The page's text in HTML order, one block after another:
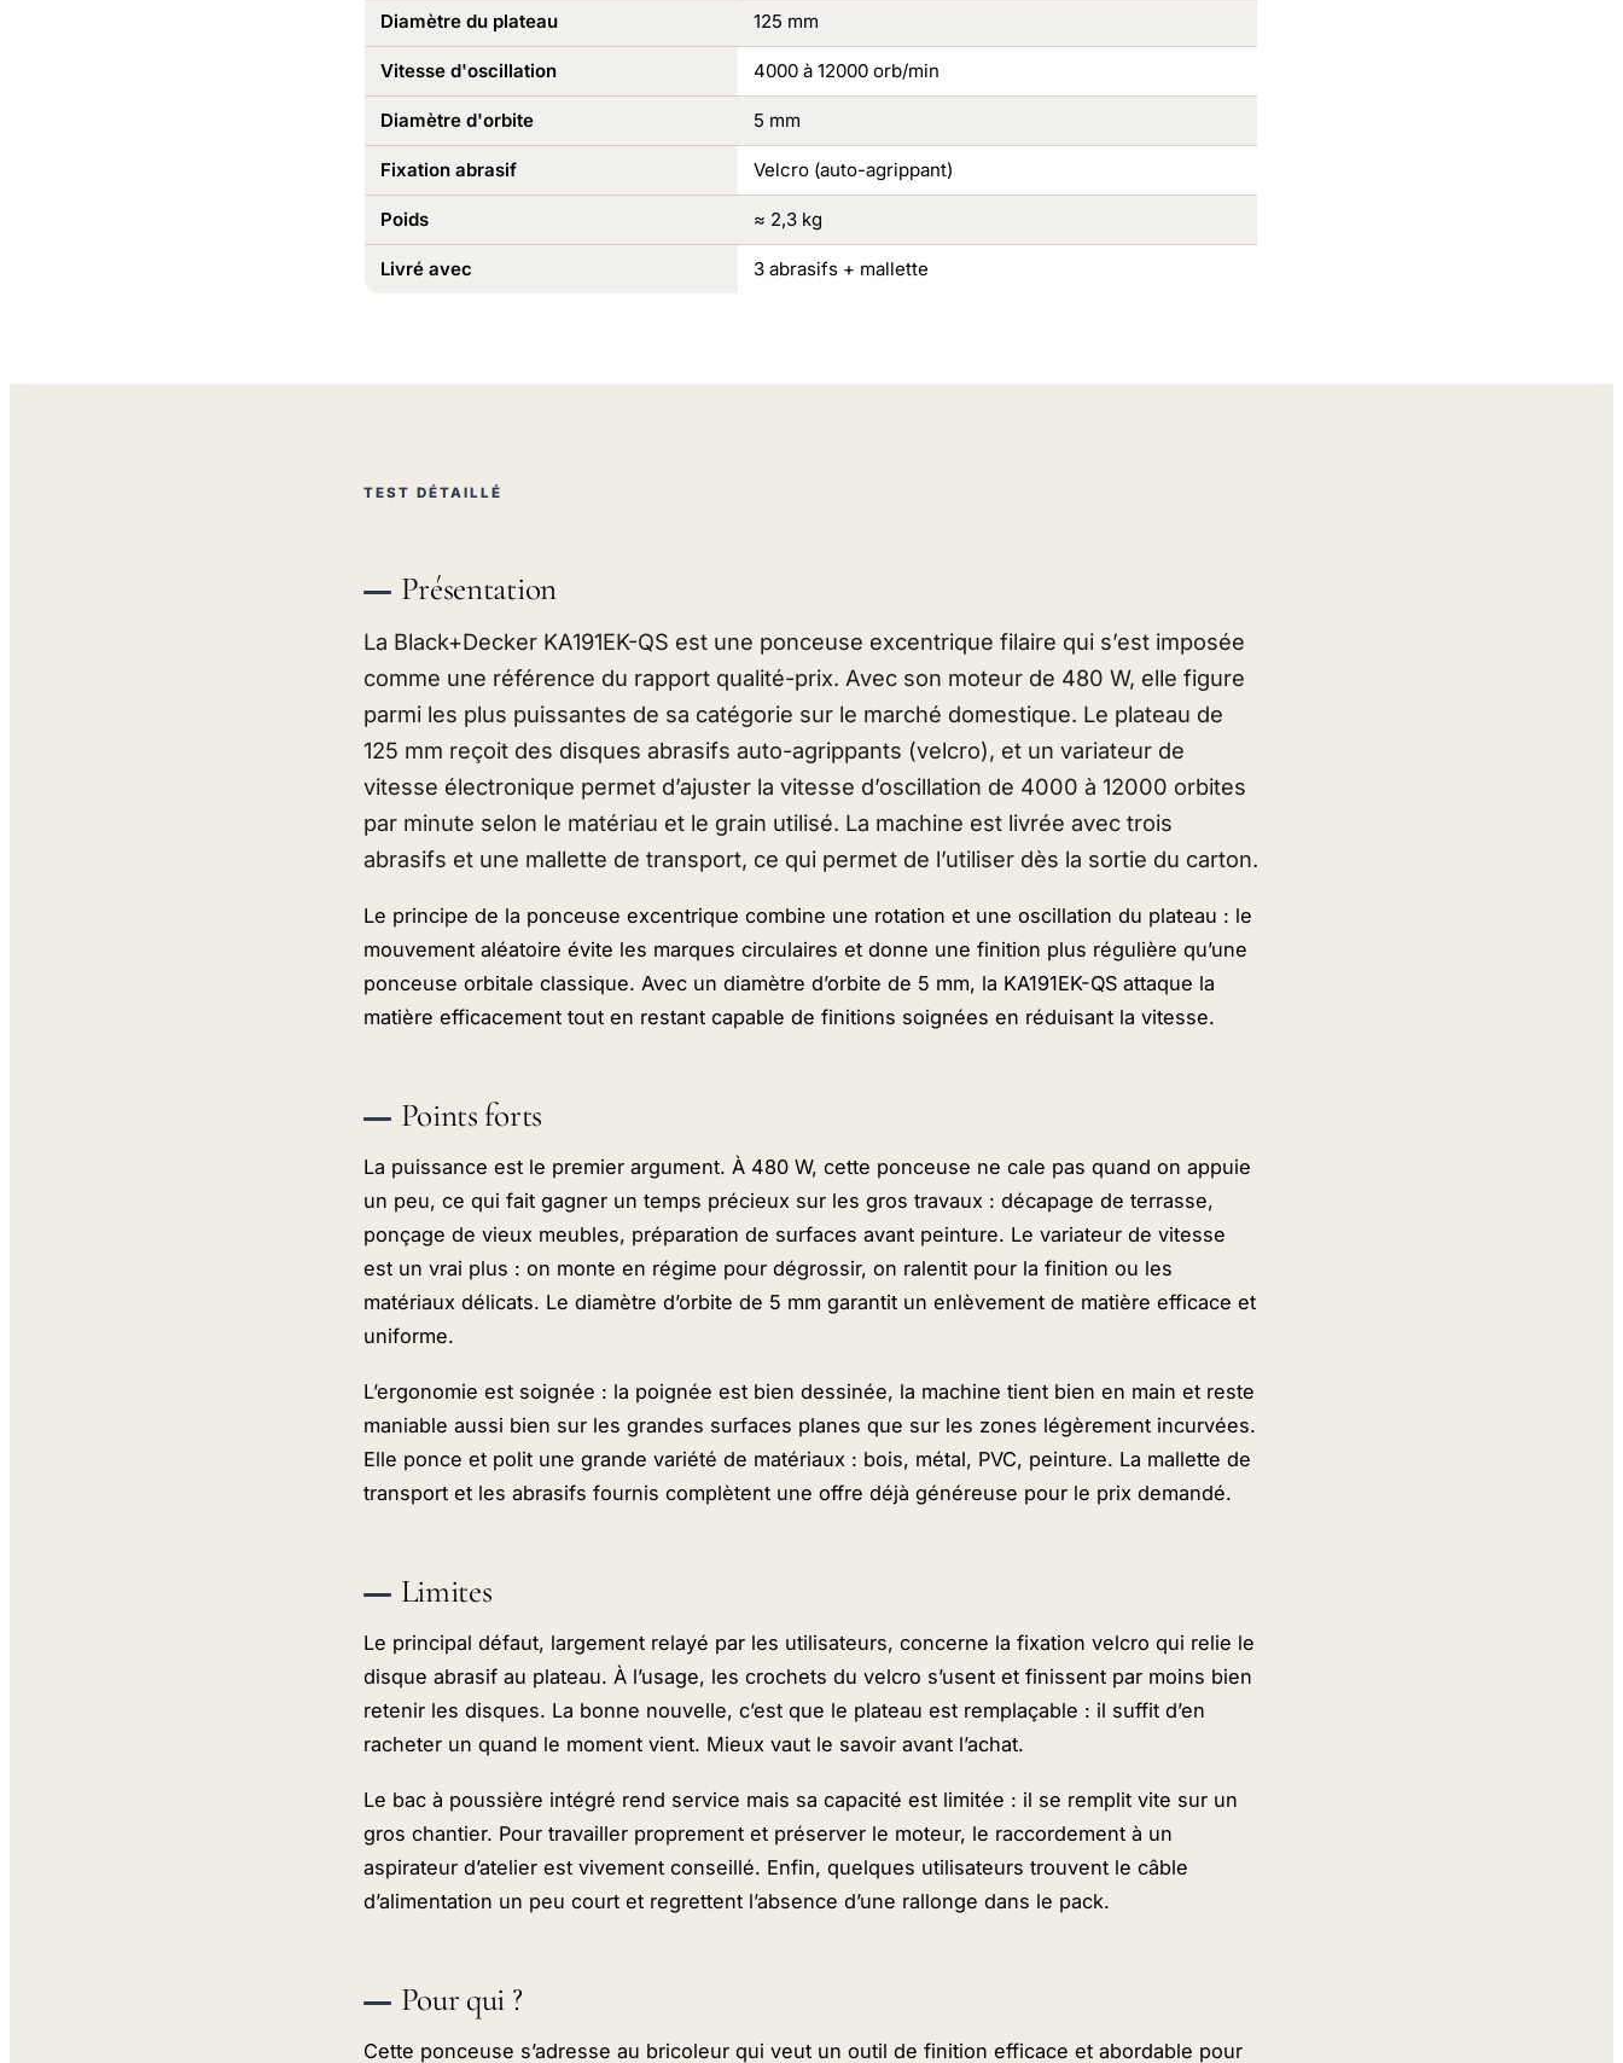
Diamètre du plateau 125 mm
Vitesse d'oscillation 4000 à 12000 orb/min
Diamètre d'orbite 5 mm
Fixation abrasif Velcro (auto-agrippant)
Poids ≈ 2,3 kg
Livré avec 3 abrasifs + mallette
TEST DÉTAILLÉ
Présentation
La Black+Decker KA191EK-QS est une ponceuse excentrique filaire qui s’est imposée
comme une référence du rapport qualité-prix. Avec son moteur de 480 W, elle figure
parmi les plus puissantes de sa catégorie sur le marché domestique. Le plateau de
125 mm reçoit des disques abrasifs auto-agrippants (velcro), et un variateur de
vitesse électronique permet d’ajuster la vitesse d’oscillation de 4000 à 12000 orbites
par minute selon le matériau et le grain utilisé. La machine est livrée avec trois
abrasifs et une mallette de transport, ce qui permet de l’utiliser dès la sortie du carton.
Le principe de la ponceuse excentrique combine une rotation et une oscillation du plateau : le
mouvement aléatoire évite les marques circulaires et donne une finition plus régulière qu’une
ponceuse orbitale classique. Avec un diamètre d’orbite de 5 mm, la KA191EK-QS attaque la
matière efficacement tout en restant capable de finitions soignées en réduisant la vitesse.
Points forts
La puissance est le premier argument. À 480 W, cette ponceuse ne cale pas quand on appuie
un peu, ce qui fait gagner un temps précieux sur les gros travaux : décapage de terrasse,
ponçage de vieux meubles, préparation de surfaces avant peinture. Le variateur de vitesse
est un vrai plus : on monte en régime pour dégrossir, on ralentit pour la finition ou les
matériaux délicats. Le diamètre d’orbite de 5 mm garantit un enlèvement de matière efficace et
uniforme.
L’ergonomie est soignée : la poignée est bien dessinée, la machine tient bien en main et reste
maniable aussi bien sur les grandes surfaces planes que sur les zones légèrement incurvées.
Elle ponce et polit une grande variété de matériaux : bois, métal, PVC, peinture. La mallette de
transport et les abrasifs fournis complètent une offre déjà généreuse pour le prix demandé.
Limites
Le principal défaut, largement relayé par les utilisateurs, concerne la fixation velcro qui relie le
disque abrasif au plateau. À l’usage, les crochets du velcro s’usent et finissent par moins bien
retenir les disques. La bonne nouvelle, c’est que le plateau est remplaçable : il suffit d’en
racheter un quand le moment vient. Mieux vaut le savoir avant l’achat.
Le bac à poussière intégré rend service mais sa capacité est limitée : il se remplit vite sur un
gros chantier. Pour travailler proprement et préserver le moteur, le raccordement à un
aspirateur d’atelier est vivement conseillé. Enfin, quelques utilisateurs trouvent le câble
d’alimentation un peu court et regrettent l’absence d’une rallonge dans le pack.
Pour qui ?
Cette ponceuse s’adresse au bricoleur qui veut un outil de finition efficace et abordable pour